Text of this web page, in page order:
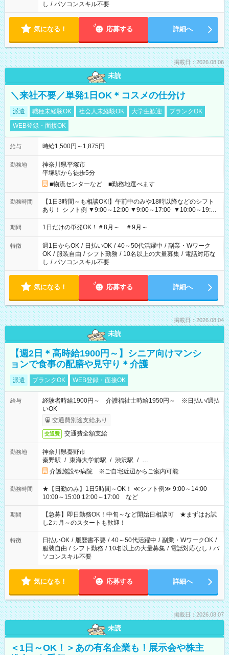
し / パソコンスキル不要
気になる！ 応募する 詳細へ
掲載日：2026.08.06
未読
＼来社不要／単発1日OK＊コスメの仕分け
派遣 職種未経験OK 社会人未経験OK 大学生歓迎
ブランクOK
WEB登録・面接OK
給与 時給1,500円～1,875円
勤務地
神奈川県平塚市
平塚駅から徒歩5分
■物流センターなど ■勤務地選べます
勤務時間
【1日3時間～も相談OK!】午前中のみや18時以降などのシフト
あり！ シフト例 ▼9:00～12:00 ▼9:00～17:00 ▼10:00～19:00
▼18:00～21:00
期間 1日だけの単発OK！＃8月～ ＃9月～
特徴 週1日からOK / 日払いOK / 40～50代活躍中 / 副業・Wワーク
OK / 服装自由 / シフト勤務 / 10名以上の大量募集 / 電話対応な
し / パソコンスキル不要
気になる！ 応募する 詳細へ
掲載日：2026.08.04
未読
【週2日＊高時給1900円～】シニア向けマンシ
ョンで食事の配膳や見守り＊介護
派遣 ブランクOK WEB登録・面接OK
給与
経験者時給1900円～ 介護福祉士時給1950円～ ※日払い/週払
いOK
交通費別途支給あり
交通費 交通費全額支給
勤務地
神奈川県秦野市
秦野駅 / 東海大学前駅 / 渋沢駅 / …
介護施設や病院 ※ご自宅近辺からご案内可能
勤務時間
★【日勤のみ】1日5時間～OK！ ≪シフト例≫ 9:00～14:00
10:00～15:00 12:00～17:00 など
期間
【急募】即日勤務OK！中旬～など開始日相談可 ★まずはお試
し2カ月～のスタートも歓迎！
特徴 日払いOK / 履歴書不要 / 40～50代活躍中 / 副業・WワークOK /
服装自由 / シフト勤務 / 10名以上の大量募集 / 電話対応なし / パ
ソコンスキル不要
気になる！ 応募する 詳細へ
掲載日：2026.08.07
未読
＜1日～OK！＞あの有名企業も！展示会や株主